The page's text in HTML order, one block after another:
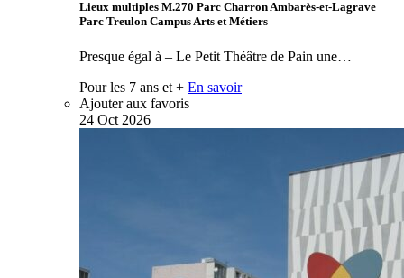
Lieux multiples M.270 Parc Charron Ambarès-et-Lagrave
Parc Treulon Campus Arts et Métiers
Presque égal à – Le Petit Théâtre de Pain une…
Pour les 7 ans et + En savoir
Ajouter aux favoris
24 Oct 2026